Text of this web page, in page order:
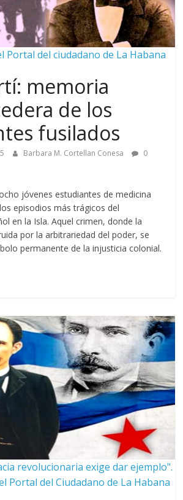
Portal del ciudadano de La Habana
memoria
de los
fusilados
Barbara M. Cortellan Conesa
0
jóvenes estudiantes de medicina
episodios más trágicos del
en la Isla. Aquel crimen, donde la
por la arbitrariedad del poder, se
permanente de la injusticia colonial.
revolucionaria exige dar ejemplo".
Portal del Ciudadano de La Habana